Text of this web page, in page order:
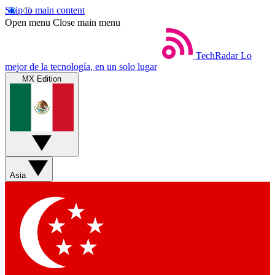
Skip to main content
Open menu Close main menu
TechRadar Lo
mejor de la tecnología, en un solo lugar
MX Edition
Asia